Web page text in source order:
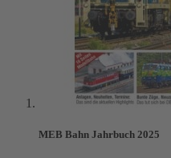
MEB Bahn Jahrbuch 2025